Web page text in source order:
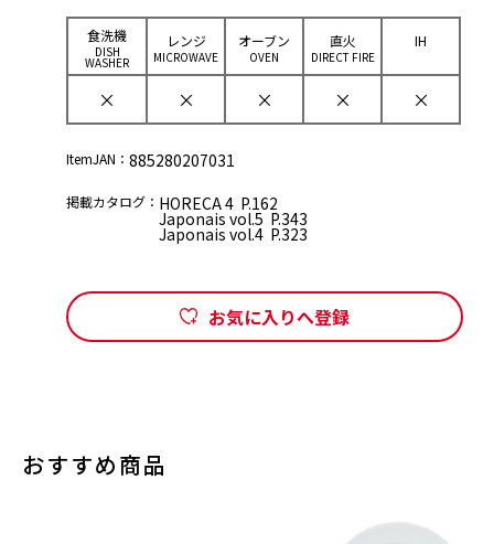
⾷洗機
DISH
WASHER
レンジ
MICROWAVE
オーブン
OVEN
直⽕
DIRECT FIRE
IH
× × × × ×
ItemJAN： 885280207031
掲載カタログ： HORECA 4 P.162
Japonais vol.5 P.343
Japonais vol.4 P.323
お気に入りへ登録
おすすめ商品